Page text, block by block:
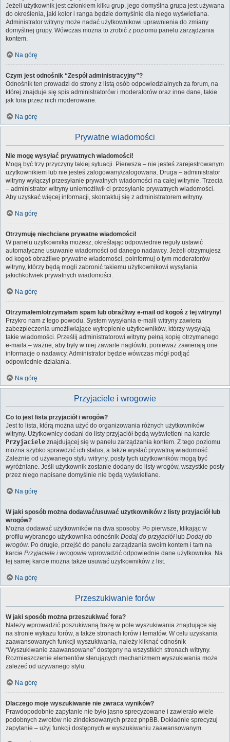
Jeżeli użytkownik jest członkiem kilku grup, jego domyślna grupa jest używana
do określenia, jaki kolor i ranga będzie domyślnie dla niego wyświetlana.
Administrator witryny może nadać użytkownikowi uprawnienia do zmiany
domyślnej grupy. Wówczas można to zrobić z poziomu panelu zarządzania
kontem.
Na górę
Czym jest odnośnik “Zespół administracyjny”?
Odnośnik ten prowadzi do strony z listą osób odpowiedzialnych za forum, na
której znajduje się spis administratorów i moderatorów oraz inne dane, takie
jak fora przez nich moderowane.
Na górę
Prywatne wiadomości
Nie mogę wysyłać prywatnych wiadomości!
Mogą być trzy przyczyny takiej sytuacji. Pierwsza – nie jesteś zarejestrowanym
użytkownikiem lub nie jesteś zalogowany/zalogowana. Druga – administrator
witryny wyłączył przesyłanie prywatnych wiadomości na całej witrynie. Trzecia
– administrator witryny uniemożliwił ci przesyłanie prywatnych wiadomości.
Aby uzyskać więcej informacji, skontaktuj się z administratorem witryny.
Na górę
Otrzymuję niechciane prywatne wiadomości!
W panelu użytkownika możesz, określając odpowiednie reguły ustawić
automatyczne usuwanie wiadomości od danego nadawcy. Jeżeli otrzymujesz
od kogoś obraźliwe prywatne wiadomości, poinformuj o tym moderatorów
witryny, którzy będą mogli zabronić takiemu użytkownikowi wysyłania
jakichkolwiek prywatnych wiadomości.
Na górę
Otrzymałem/otrzymałam spam lub obraźliwy e-mail od kogoś z tej witryny!
Przykro nam z tego powodu. System wysyłania e-maili witryny zawiera
zabezpieczenia umożliwiające wytropienie użytkowników, którzy wysyłają
takie wiadomości. Prześlij administratorowi witryny pełną kopię otrzymanego
e-maila – ważne, aby były w niej zawarte nagłówki, ponieważ zawierają one
informacje o nadawcy. Administrator będzie wówczas mógł podjąć
odpowiednie działania.
Na górę
Przyjaciele i wrogowie
Co to jest lista przyjaciół i wrogów?
Jest to lista, którą można użyć do organizowania różnych użytkowników
witryny. Użytkownicy dodani do listy przyjaciół będą wyświetleni na karcie
Przyjaciele znajdującej się w panelu zarządzania kontem. Z tego poziomu
można szybko sprawdzić ich status, a także wysłać prywatną wiadomość.
Zależnie od używanego stylu witryny, posty tych użytkowników mogą być
wyróżniane. Jeśli użytkownik zostanie dodany do listy wrogów, wszystkie posty
przez niego napisane domyślnie nie będą wyświetlane.
Na górę
W jaki sposób można dodawać/usuwać użytkowników z listy przyjaciół lub
wrogów?
Można dodawać użytkowników na dwa sposoby. Po pierwsze, klikając w
profilu wybranego użytkownika odnośnik Dodaj do przyjaciół lub Dodaj do
wrogów. Po drugie, przejść do panelu zarządzania swoim kontem i tam na
karcie Przyjaciele i wrogowie wprowadzić odpowiednie dane użytkownika. Na
tej samej karcie można także usuwać użytkowników z list.
Na górę
Przeszukiwanie forów
W jaki sposób można przeszukiwać fora?
Należy wprowadzić poszukiwaną frazę w pole wyszukiwania znajdujące się
na stronie wykazu forów, a także stronach forów i tematów. W celu uzyskania
zaawansowanych funkcji wyszukiwania, należy kliknąć odnośnik
“Wyszukiwanie zaawansowane” dostępny na wszystkich stronach witryny.
Rozmieszczenie elementów sterujących mechanizmem wyszukiwania może
zależeć od używanego stylu.
Na górę
Dlaczego moje wyszukiwanie nie zwraca wyników?
Prawdopodobnie zapytanie nie było jasno sprecyzowane i zawierało wiele
podobnych zwrotów nie zindeksowanych przez phpBB. Dokładnie sprecyzuj
zapytanie – użyj funkcji dostępnych w wyszukiwaniu zaawansowanym.